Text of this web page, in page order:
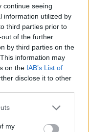
continue seeing
information utilized by
third parties prior to
of the further
by third parties on the
information may
on the IAB’s List of
disclose it to other
one or more Google
You may click to
my